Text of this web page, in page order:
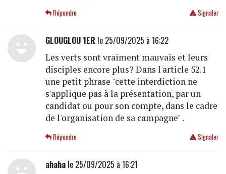
Signaler
Répondre
GLOUGLOU 1ER le 25/09/2025 à 16:22
Les verts sont vraiment mauvais et leurs
disciples encore plus? Dans l'article 52.1
une petit phrase "cette interdiction ne
s'applique pas à la présentation, par un
candidat ou pour son compte, dans le cadre
de l'organisation de sa campagne" .
Signaler
Répondre
ahahale 25/09/2025 à 16:21